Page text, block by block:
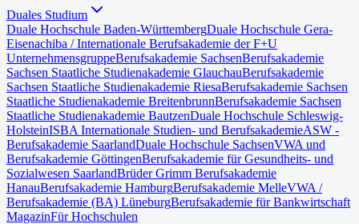
Duales Studium
Duale Hochschule Baden-WürttembergDuale Hochschule Gera-
Eisenachiba / Internationale Berufsakademie der F+U
UnternehmensgruppeBerufsakademie SachsenBerufsakademie
Sachsen Staatliche Studienakademie GlauchauBerufsakademie
Sachsen Staatliche Studienakademie RiesaBerufsakademie Sachsen
Staatliche Studienakademie BreitenbrunnBerufsakademie Sachsen
Staatliche Studienakademie BautzenDuale Hochschule Schleswig-
HolsteinISBA Internationale Studien- und BerufsakademieASW -
Berufsakademie SaarlandDuale Hochschule SachsenVWA und
Berufsakademie GöttingenBerufsakademie für Gesundheits- und
Sozialwesen SaarlandBrüder Grimm Berufsakademie
HanauBerufsakademie HamburgBerufsakademie MelleVWA /
Berufsakademie (BA) LüneburgBerufsakademie für Bankwirtschaft
MagazinFür Hochschulen